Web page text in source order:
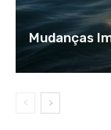
Mudanças